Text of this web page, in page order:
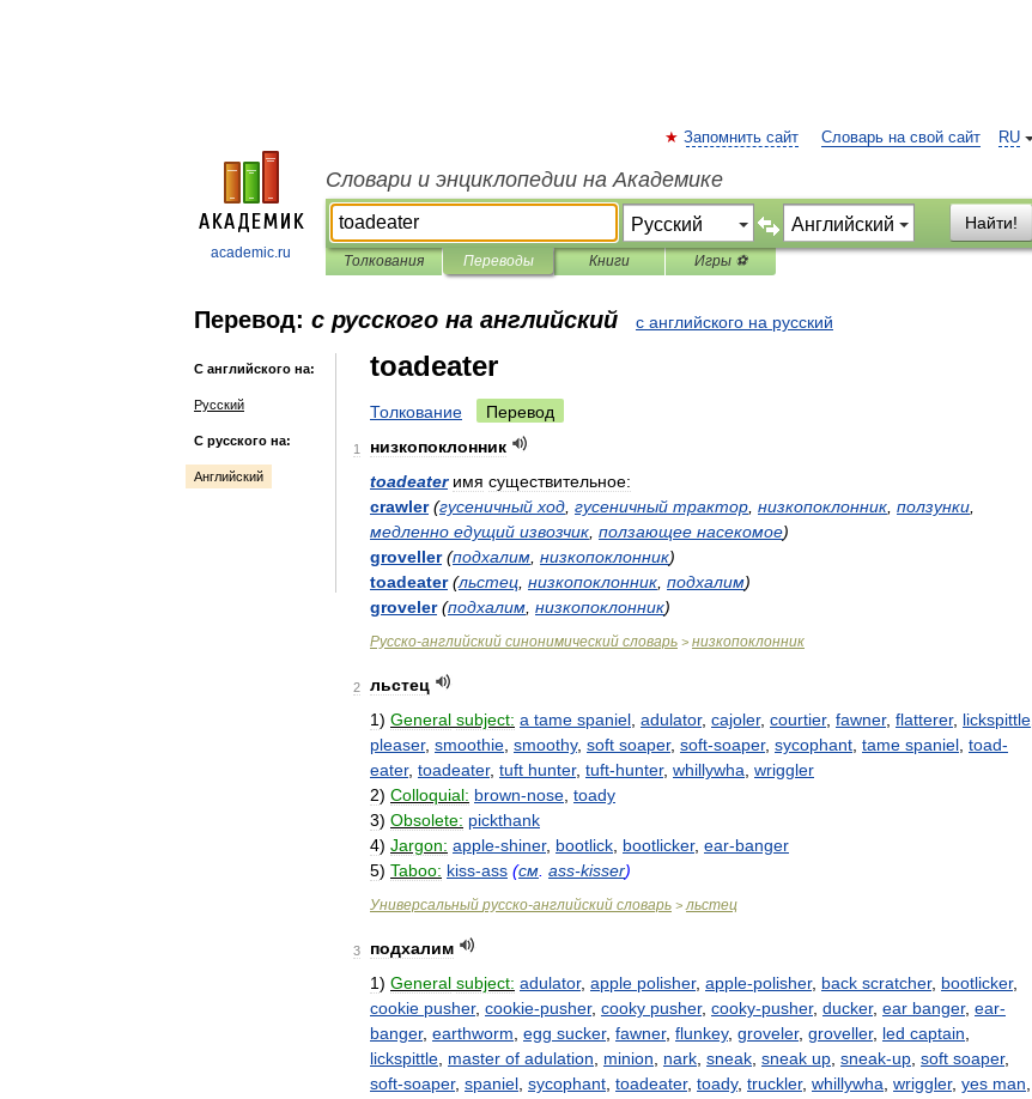
academic.ru
RU
Запомнить сайт Словарь на свой сайт
Словари и энциклопедии на Академике
Найти!
Толкования Переводы Книги Игры ⚽
Перевод: с русского на английский с английского на русский
С английского на:
Русский
С русского на:
Английский
toadeater
Толкование Перевод
1
низкопоклонник
toadeater имя существительное:
crawler (гусеничный ход гусеничный трактор низкопоклонник ползунки
медленно едущий извозчик ползающее насекомое)
groveller (подхалим низкопоклонник)
toadeater (льстец низкопоклонник подхалим)
groveler (подхалим низкопоклонник)
Русско-английский синонимический словарь > низкопоклонник
2
льстец
1) General subject: a tame spaniel adulator, cajoler, courtier, fawner, flatterer, lickspittle
pleaser, smoothie smoothy, soft soaper, soft-soaper, sycophant tame spaniel toad-
eater, toadeater, tuft hunter, tuft-hunter, whillywha wriggler
2) Colloquial: brown-nose toady
3) Obsolete: pickthank
4) Jargon: apple-shiner, bootlick bootlicker, ear-banger
5) Taboo: kiss-ass (см ass-kisser)
Универсальный русско-английский словарь > льстец
3
подхалим
1) General subject: adulator, apple polisher, apple-polisher, back scratcher, bootlicker,
cookie pusher, cookie-pusher, cooky pusher, cooky-pusher, ducker, ear banger, ear-
banger, earthworm egg sucker, fawner, flunkey, groveler, groveller, led captain
lickspittle master of adulation minion nark sneak sneak up sneak-up soft soaper,
soft-soaper, spaniel sycophant toadeater, toady, truckler, whillywha wriggler, yes man